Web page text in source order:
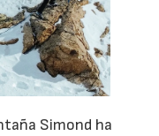
Simond ha